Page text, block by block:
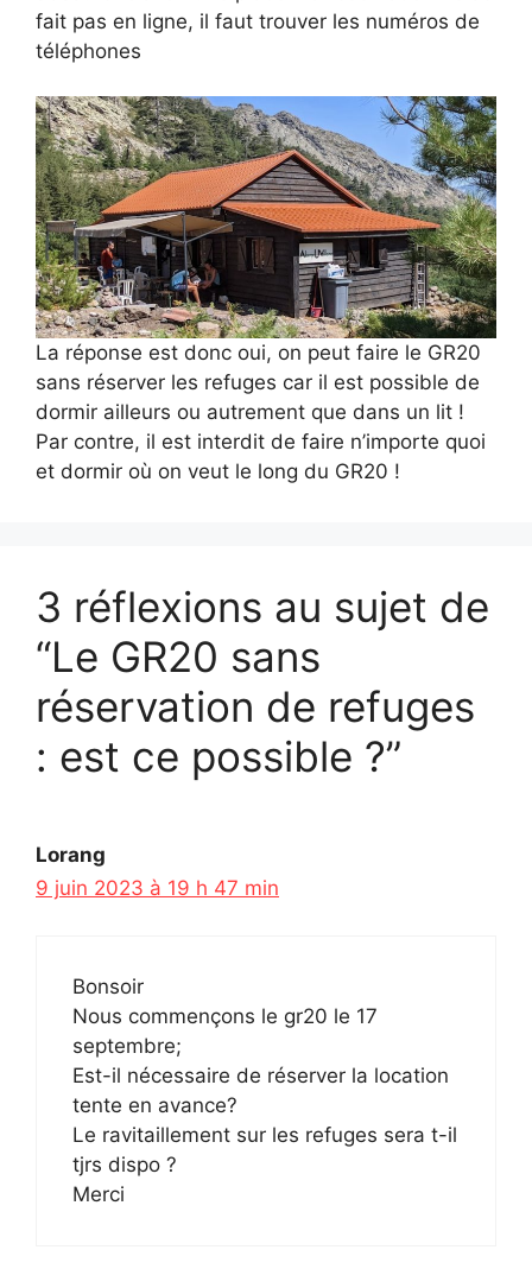
fait pas en ligne, il faut trouver les numéros de
téléphones
La réponse est donc oui, on peut faire le GR20
sans réserver les refuges car il est possible de
dormir ailleurs ou autrement que dans un lit !
Par contre, il est interdit de faire n’importe quoi
et dormir où on veut le long du GR20 !
3 réflexions au sujet de
“Le GR20 sans
réservation de refuges
: est ce possible ?”
Lorang
9 juin 2023 à 19 h 47 min
Bonsoir
Nous commençons le gr20 le 17
septembre;
Est-il nécessaire de réserver la location
tente en avance?
Le ravitaillement sur les refuges sera t-il
tjrs dispo ?
Merci